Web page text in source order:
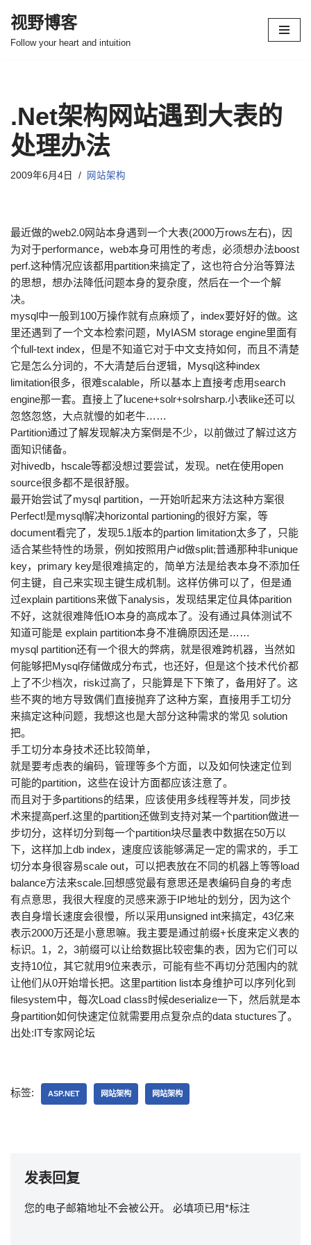
跳
视野博客
Follow your heart and intuition
.Net架构网站遇到大表的
处理办法
2009年6月4日 网站架构
最近做的web2.0网站本身遇到一个大表(2000万rows左右)，因
为对于performance，web本身可用性的考虑，必须想办法boost
perf.这种情况应该都用partition来搞定了，这也符合分治等算法
的思想，想办法降低问题本身的复杂度，然后在一个一个解
决。
mysql中一般到100万操作就有点麻烦了，index要好好的做。这
里还遇到了一个文本检索问题，MyIASM storage engine里面有
个full-text index，但是不知道它对于中文支持如何，而且不清楚
它是怎么分词的，不大清楚后台逻辑，Mysql这种index
limitation很多，很难scalable，所以基本上直接考虑用search
engine那一套。直接上了lucene+solr+solrsharp.小表like还可以
忽悠忽悠，大点就慢的如老牛……
Partition通过了解发现解决方案倒是不少，以前做过了解过这方
面知识储备。
对hivedb，hscale等都没想过要尝试，发现。net在使用open
source很多都不是很舒服。
最开始尝试了mysql partition，一开始听起来方法这种方案很
Perfect!是mysql解决horizontal partioning的很好方案，等
document看完了，发现5.1版本的partion limitation太多了，只能
适合某些特性的场景，例如按照用户id做split;普通那种非unique
key，primary key是很难搞定的，简单方法是给表本身不添加任
何主键，自己来实现主键生成机制。这样仿佛可以了，但是通
过explain partitions来做下analysis，发现结果定位具体parition
不好，这就很难降低IO本身的高成本了。没有通过具体测试不
知道可能是 explain partition本身不准确原因还是……
mysql partition还有一个很大的弊病，就是很难跨机器，当然如
何能够把Mysql存储做成分布式，也还好，但是这个技术代价都
上了不少档次，risk过高了，只能算是下下策了，备用好了。这
些不爽的地方导致偶们直接抛弃了这种方案，直接用手工切分
来搞定这种问题，我想这也是大部分这种需求的常见 solution
把。
手工切分本身技术还比较简单，
就是要考虑表的编码，管理等多个方面，以及如何快速定位到
可能的partition，这些在设计方面都应该注意了。
而且对于多partitions的结果，应该使用多线程等并发，同步技
术来提高perf.这里的partition还做到支持对某一个partition做进一
步切分，这样切分到每一个partition块尽量表中数据在50万以
下，这样加上db index，速度应该能够满足一定的需求的，手工
切分本身很容易scale out，可以把表放在不同的机器上等等load
balance方法来scale.回想感觉最有意思还是表编码自身的考虑
有点意思，我很大程度的灵感来源于IP地址的划分，因为这个
表自身增长速度会很慢，所以采用unsigned int来搞定，43亿来
表示2000万还是小意思嘛。我主要是通过前缀+长度来定义表的
标识。1，2，3前缀可以让给数据比较密集的表，因为它们可以
支持10位，其它就用9位来表示，可能有些不再切分范围内的就
让他们从0开始增长把。这里partition list本身维护可以序列化到
filesystem中，每次Load class时候deserialize一下，然后就是本
身partition如何快速定位就需要用点复杂点的data stuctures了。
出处:IT专家网论坛
标签: ASP.NET 网站架构 网站架构
发表回复
您的电子邮箱地址不会被公开。 必填项已用*标注